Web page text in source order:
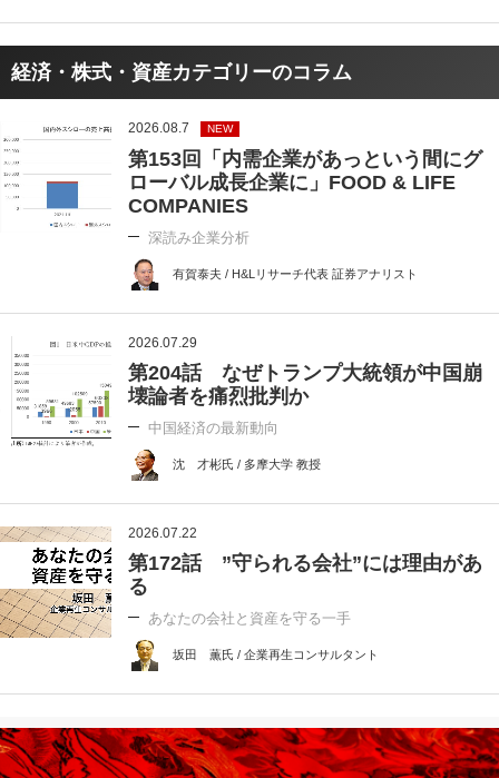
経済・株式・資産カテゴリーのコラム
2026.08.7 NEW
第153回「内需企業があっという間にグ
ローバル成長企業に」FOOD & LIFE
COMPANIES
深読み企業分析
有賀泰夫 / H&Lリサーチ代表 証券アナリスト
2026.07.29
第204話 なぜトランプ大統領が中国崩
壊論者を痛烈批判か
中国経済の最新動向
沈 才彬氏 / 多摩大学 教授
2026.07.22
第172話 ”守られる会社”には理由があ
る
あなたの会社と資産を守る一手
坂田 薫氏 / 企業再生コンサルタント